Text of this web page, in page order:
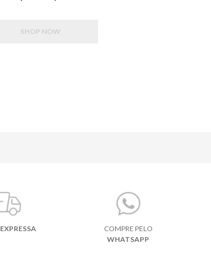
SHOP NOW
EXPRESSA
COMPRE PELO
WHATSAPP